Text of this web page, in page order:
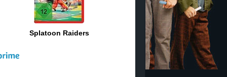
Splatoon Raiders